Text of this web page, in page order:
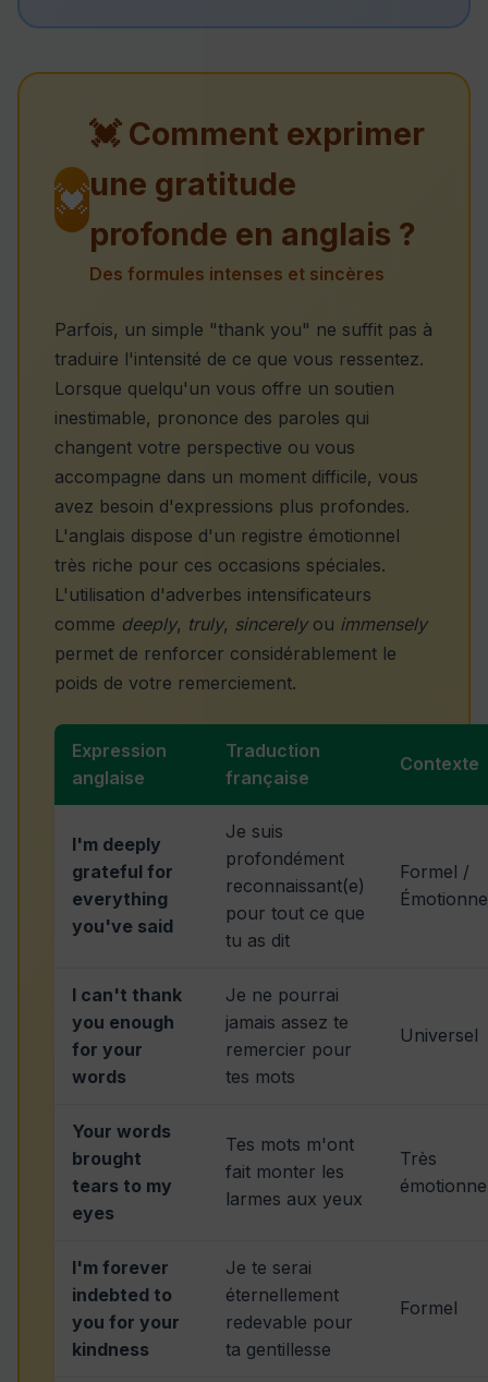
💓
💓 Comment exprimer
une gratitude
profonde en anglais ?
Des formules intenses et sincères
Parfois, un simple "thank you" ne suffit pas à
traduire l'intensité de ce que vous ressentez.
Lorsque quelqu'un vous offre un soutien
inestimable, prononce des paroles qui
changent votre perspective ou vous
accompagne dans un moment difficile, vous
avez besoin d'expressions plus profondes.
L'anglais dispose d'un registre émotionnel
très riche pour ces occasions spéciales.
L'utilisation d'adverbes intensificateurs
comme deeply, truly, sincerelyou immensely
permet de renforcer considérablement le
poids de votre remerciement.
Expression
anglaise
Traduction
française
Contexte
I'm deeply
grateful for
everything
you've said
Je suis
profondément
reconnaissant(e)
pour tout ce que
tu as dit
Formel /
I can't thank
you enough
for your
words
Je ne pourrai
jamais assez te
remercier pour
tes mots
Universel
Your words
brought
tears to my
eyes
Tes mots m'ont
fait monter les
larmes aux yeux
Très
I'm forever
indebted to
you for your
kindness
Je te serai
éternellement
redevable pour
ta gentillesse
Formel